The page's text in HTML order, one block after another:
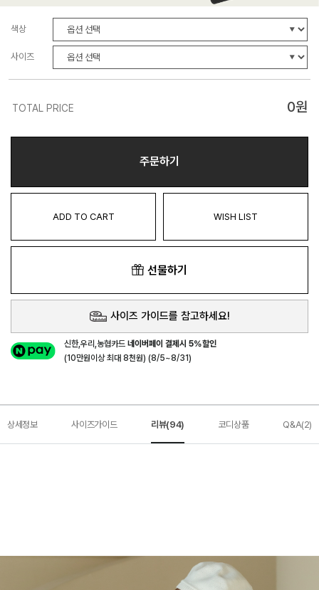
색상
사이즈
TOTAL PRICE 0원
주문하기
ADD TO CART WISH LIST
선물하기
사이즈 가이드를 참고하세요!
신한,우리,농협카드네이버페이 결제시 5%할인
(10만원이상 최대 8천원) (8/5~8/31)
상세정보 사이즈가이드 리뷰(94) 코디상품 Q&A(2)